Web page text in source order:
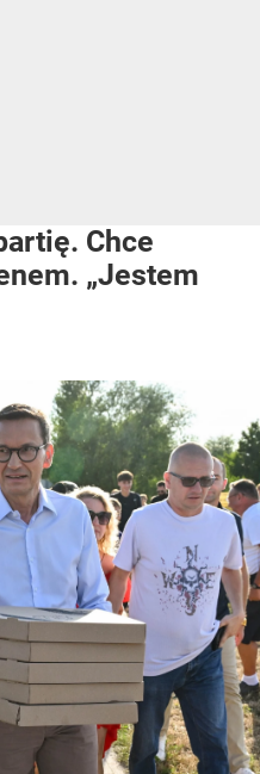
Chce
„Jestem